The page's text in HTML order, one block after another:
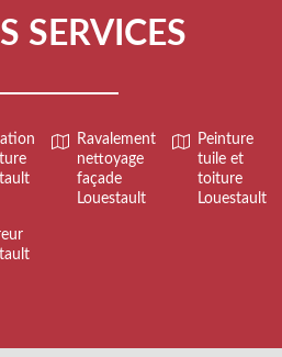
SERVICES
Ravalement
nettoyage
façade
Louestault
Peinture
tuile et
toiture
Louestault